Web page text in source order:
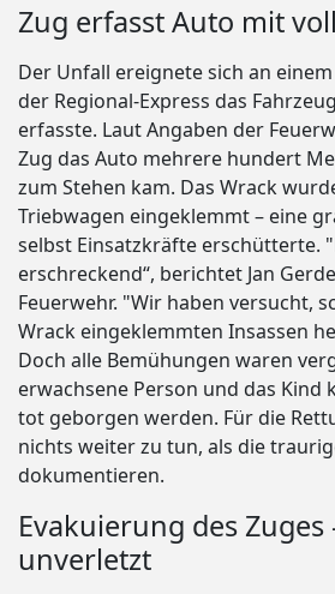
Zug erfasst Auto mit
Der Unfall ereignete sich an
der Regional-Express das
erfasste. Laut Angaben der
Zug das Auto mehrere hundert
zum Stehen kam. Das Wrack
Triebwagen eingeklemmt – eine
selbst Einsatzkräfte erschütterte.
erschreckend“, berichtet Jan
Feuerwehr. "Wir haben versucht,
Wrack eingeklemmten Insassen
Doch alle Bemühungen waren
erwachsene Person und das Kind
tot geborgen werden. Für die
nichts weiter zu tun, als die
dokumentieren.
Evakuierung des Zuges
unverletzt